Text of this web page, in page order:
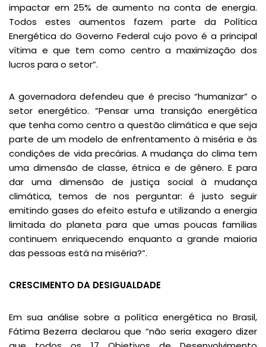
impactar em 25% de aumento na conta de energia.
Todos estes aumentos fazem parte da Política
Energética do Governo Federal cujo povo é a principal
vítima e que tem como centro a maximização dos
lucros para o setor”.
A governadora defendeu que é preciso “humanizar” o
setor energético. “Pensar uma transição energética
que tenha como centro a questão climática e que seja
parte de um modelo de enfrentamento à miséria e às
condições de vida precárias. A mudança do clima tem
uma dimensão de classe, étnica e de gênero. E para
dar uma dimensão de justiça social à mudança
climática, temos de nos perguntar: é justo seguir
emitindo gases do efeito estufa e utilizando a energia
limitada do planeta para que umas poucas famílias
continuem enriquecendo enquanto a grande maioria
das pessoas está na miséria?”.
CRESCIMENTO DA DESIGUALDADE
Em sua análise sobre a política energética no Brasil,
Fátima Bezerra declarou que “não seria exagero dizer